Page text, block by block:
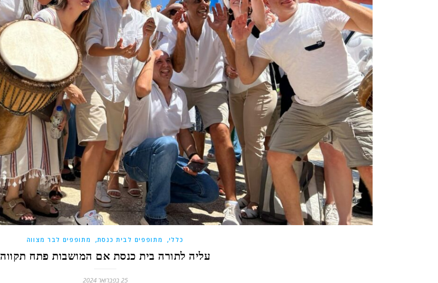
כללי, מתופפים לבית כנסת, מתופפים לבר מצווה
עליה לתורה בית כנסת אם המושבות פתח תקווה
25 בפברואר 2024